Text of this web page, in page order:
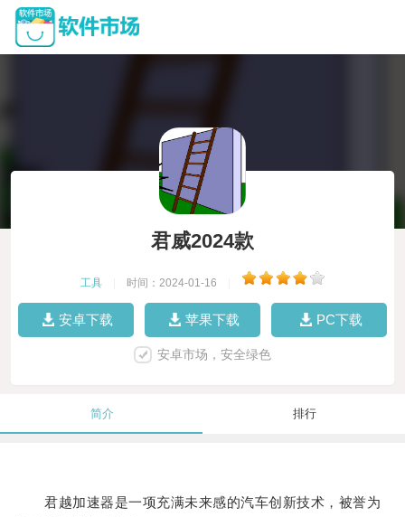
君威2024款
工具 时间：2024-01-16
安卓下载 苹果下载 PC下载
安卓市场，安全绿色
简介 排行
君越加速器是一项充满未来感的汽车创新技术，被誉为